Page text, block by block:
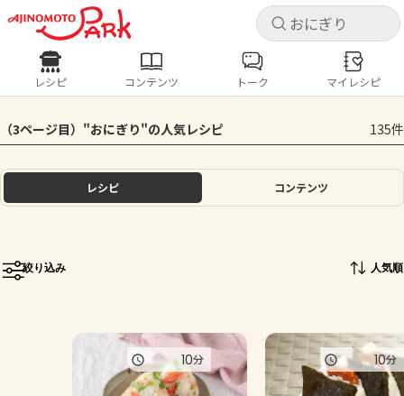
キャ
ログインするとレシピを保存できます
ログイン
ホーム
キャ
レシピ コンテンツ
人気の食材・レシピ
きゅうり なす トマト とうもろこし
ピーマン
レシピ コンテンツ トーク マイレシピ
（3ページ目）"おにぎり"の人気レシピ 135件
レシピ コンテンツ
絞り込み 人気順
10分 10分